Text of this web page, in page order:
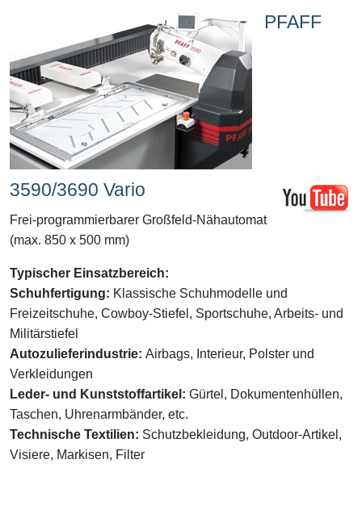
PFAFF
3590/3690 Vario
Frei-programmierbarer Großfeld-Nähautomat
(max. 850 x 500 mm)
Typischer Einsatzbereich:
Schuhfertigung: Klassische Schuhmodelle und
Freizeitschuhe, Cowboy-Stiefel, Sportschuhe, Arbeits- und
Militärstiefel
Autozulieferindustrie: Airbags, Interieur, Polster und
Verkleidungen
Leder- und Kunststoffartikel: Gürtel, Dokumentenhüllen,
Taschen, Uhrenarmbänder, etc.
Technische Textilien: Schutzbekleidung, Outdoor-Artikel,
Visiere, Markisen, Filter